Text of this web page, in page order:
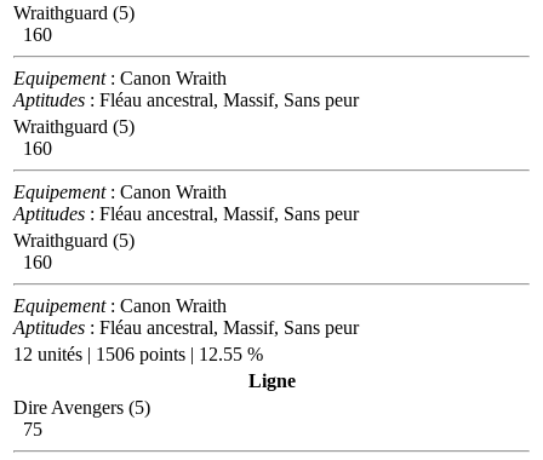
Wraithguard (5)
160
Equipement: Canon Wraith
Aptitudes : Fléau ancestral, Massif, Sans peur
Wraithguard (5)
160
Equipement: Canon Wraith
Aptitudes : Fléau ancestral, Massif, Sans peur
Wraithguard (5)
160
Equipement: Canon Wraith
Aptitudes : Fléau ancestral, Massif, Sans peur
12 unités | 1506 points | 12.55 %
Ligne
Dire Avengers (5)
75